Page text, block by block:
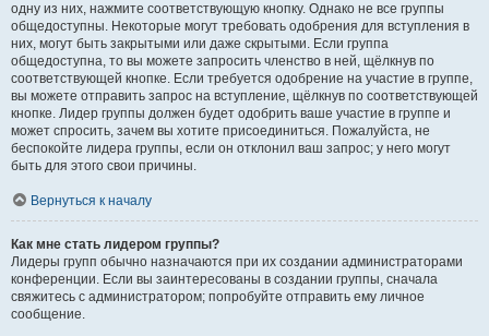
одну из них, нажмите соответствующую кнопку. Однако не все группы
общедоступны. Некоторые могут требовать одобрения для вступления в
них, могут быть закрытыми или даже скрытыми. Если группа
общедоступна, то вы можете запросить членство в ней, щёлкнув по
соответствующей кнопке. Если требуется одобрение на участие в группе,
вы можете отправить запрос на вступление, щёлкнув по соответствующей
кнопке. Лидер группы должен будет одобрить ваше участие в группе и
может спросить, зачем вы хотите присоединиться. Пожалуйста, не
беспокойте лидера группы, если он отклонил ваш запрос; у него могут
быть для этого свои причины.
Вернуться к началу
Как мне стать лидером группы?
Лидеры групп обычно назначаются при их создании администраторами
конференции. Если вы заинтересованы в создании группы, сначала
свяжитесь с администратором; попробуйте отправить ему личное
сообщение.